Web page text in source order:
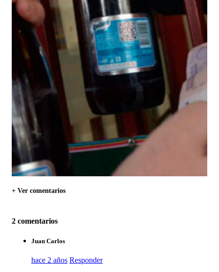
+ Ver comentarios
2 comentarios
Juan Carlos
hace 2 años Responder